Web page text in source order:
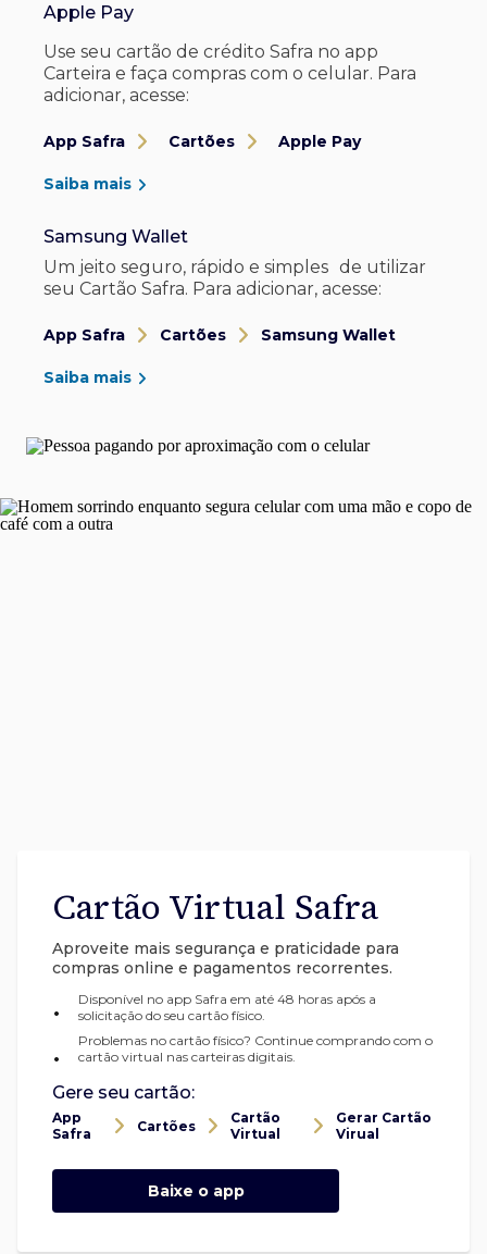
Apple Pay
Use seu cartão de crédito Safra no app
Carteira e faça compras com o celular. Para
adicionar, acesse:
App Safra Cartões Apple Pay
Saiba mais
Samsung Wallet
Um jeito seguro, rápido e simples de utilizar
seu Cartão Safra. Para adicionar, acesse:
App Safra Cartões Samsung Wallet
Saiba mais
Cartão Virtual Safra
Aproveite mais segurança e praticidade para
compras online e pagamentos recorrentes.
•
Disponível no app Safra em até 48 horas após a
solicitação do seu cartão físico.
•
Problemas no cartão físico? Continue comprando com o
cartão virtual nas carteiras digitais.
Gere seu cartão:
App
Safra
Cartões
Cartão
Virtual
Gerar Cartão
Virual
Baixe o app